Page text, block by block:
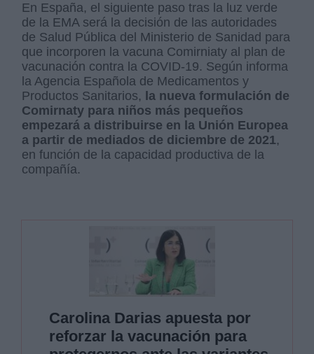
En España, el siguiente paso tras la luz verde
de la EMA será la decisión de las autoridades
de Salud Pública del Ministerio de Sanidad para
que incorporen la vacuna Comirniaty al plan de
vacunación contra la COVID-19. Según informa
la Agencia Española de Medicamentos y
Productos Sanitarios,
la nueva formulación de
Comirnaty para niños más pequeños
empezará a distribuirse en la Unión Europea
a partir de mediados de diciembre de 2021,
en función de la capacidad productiva de la
compañía.
Carolina Darias apuesta por
reforzar la vacunación para